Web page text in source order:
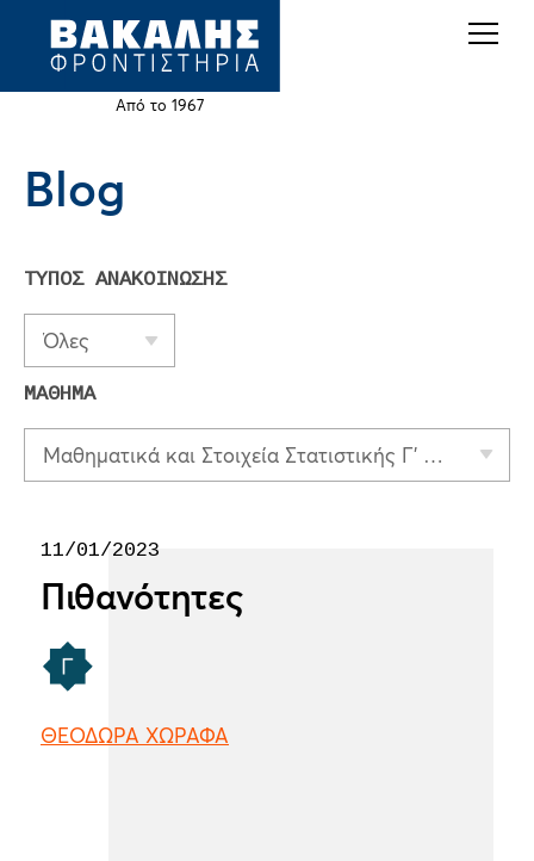
Jump
Από το 1967
Back
Blog
ΤΥΠΟΣ ΑΝΑΚΟΙΝΩΣΗΣ
Όλες
ΜΑΘΗΜΑ
Μαθηματικά και Στοιχεία Στατιστικής Γ' Λυκείου (γενικής παιδείας)
11/01/2023
Πιθανότητες
ΘΕΟΔΩΡΑ ΧΩΡΑΦΑ